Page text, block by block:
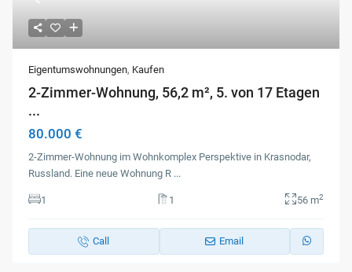
Eigentumswohnungen, Kaufen
2-Zimmer-Wohnung, 56,2 m², 5. von 17 Etagen
...
80.000 €
2-Zimmer-Wohnung im Wohnkomplex Perspektive in Krasnodar,
Russland. Eine neue Wohnung R ...
1 1 56 m2
Call Email